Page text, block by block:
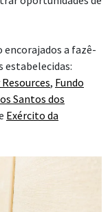
encorajados a fazê-
estabelecidas:
, Fundo
Santos dos
Exército da